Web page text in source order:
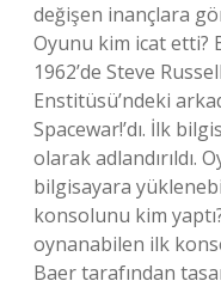
değişen inançlara
Oyunu kim icat etti?
1962’de Steve
Enstitüsü’ndeki
Spacewar!’dı. İlk
olarak adlandırıldı.
bilgisayara
konsolunu kim
oynanabilen ilk
Baer tarafından